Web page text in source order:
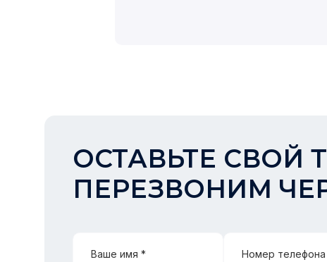
ОСТАВЬТЕ СВОЙ
ПЕРЕЗВОНИМ
Ваше имя * Номер